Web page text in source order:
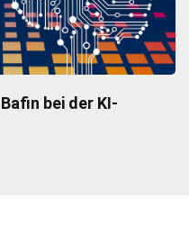
bei der KI-